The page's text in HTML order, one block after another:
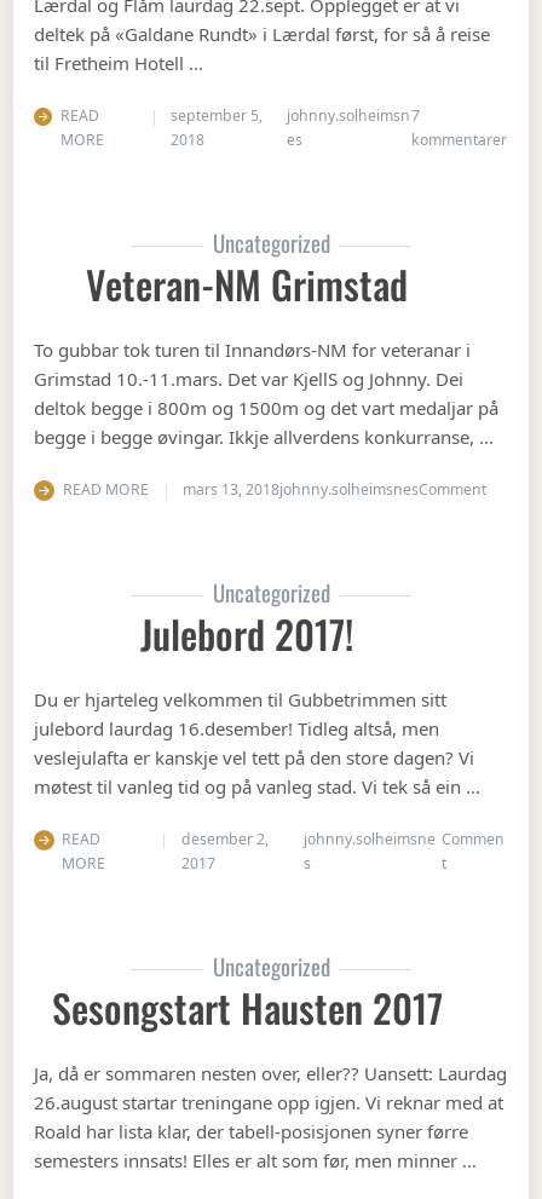
deltek på «Galdane Rundt» i Lærdal først, for så å reise
til Fretheim Hotell …
READ
MORE
september 5,
2018
johnny.solheimsn
es
7
kommentarertil
Uncategorized
Veteran-NM Grimstad
To gubbar tok turen til Innandørs-NM for veteranar i
Grimstad 10.-11.mars. Det var KjellS og Johnny. Dei
deltok begge i 800m og 1500m og det vart medaljar på
begge i begge øvingar. Ikkje allverdens konkurranse, …
READ MORE mars 13, 2018johnny.solheimsnesCommenton
Uncategorized
Julebord 2017!
Du er hjarteleg velkommen til Gubbetrimmen sitt
julebord laurdag 16.desember! Tidleg altså, men
veslejulafta er kanskje vel tett på den store dagen? Vi
møtest til vanleg tid og på vanleg stad. Vi tek så ein …
READ
MORE
desember 2,
2017
johnny.solheimsne
s
Commen
ton Julebord
Uncategorized
Sesongstart Hausten 2017
Ja, då er sommaren nesten over, eller?? Uansett: Laurdag
26.august startar treningane opp igjen. Vi reknar med at
Roald har lista klar, der tabell-posisjonen syner førre
semesters innsats! Elles er alt som før, men minner …